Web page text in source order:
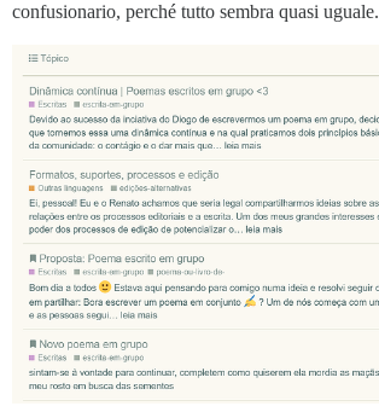
confusionario, perché tutto sembra quasi uguale.